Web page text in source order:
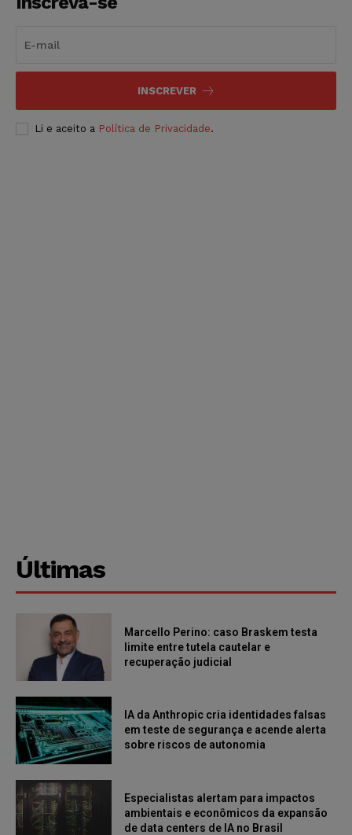
INSCREVER
Li e aceito a Política de Privacidade.
Últimas
Marcello Perino: caso Braskem testa
limite entre tutela cautelar e
recuperação judicial
IA da Anthropic cria identidades falsas
em teste de segurança e acende alerta
sobre riscos de autonomia
Especialistas alertam para impactos
ambientais e econômicos da expansão
de data centers de IA no Brasil